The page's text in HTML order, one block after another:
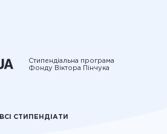
Стипендіальна програма
Фонду Віктора Пінчука
ВСІ СТИПЕНДІАТИ